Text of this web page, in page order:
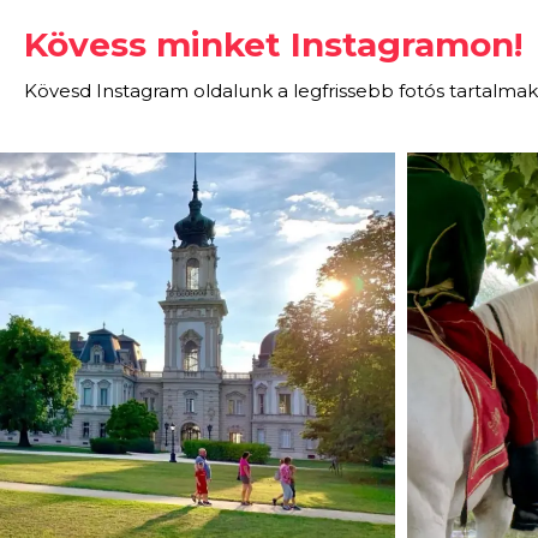
Kövess minket Instagramon!
Kövesd Instagram oldalunk a legfrissebb fotós